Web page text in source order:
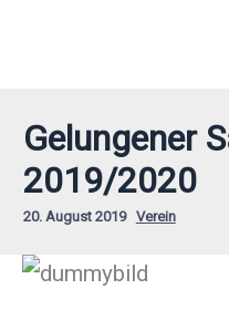
Gelungener
2019/2020
20. August 2019 Verein